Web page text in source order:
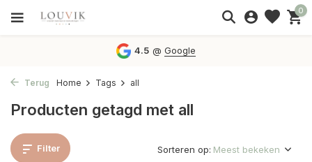
0
4.5 @Google
Terug Home Tags all
Producten getagd met all
Filter Sorteren op: